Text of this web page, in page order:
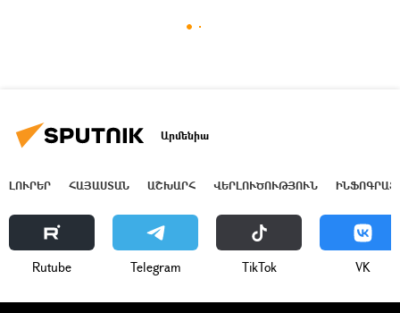
Արմենիա
ԼՈՒՐԵՐ ՀԱՅԱՍՏԱՆ ԱՇԽԱՐՀ ՎԵՐԼՈՒԾՈՒԹՅՈՒՆ
Rutube Telegram ТikТоk VK